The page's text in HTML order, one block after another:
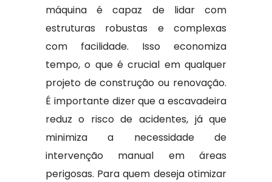
máquina é capaz de lidar com
estruturas robustas e complexas
com facilidade. Isso economiza
tempo, o que é crucial em qualquer
projeto de construção ou renovação.
É importante dizer que a escavadeira
reduz o risco de acidentes, já que
minimiza a necessidade de
intervenção manual em áreas
perigosas. Para quem deseja otimizar